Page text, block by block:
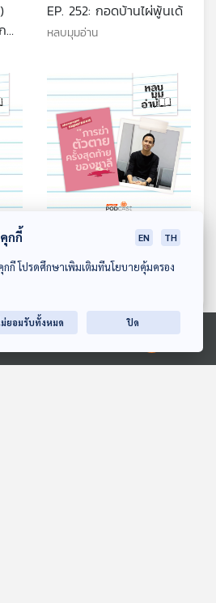
าธารณะแห่งประเทศไทย
EP. 252: กอดบ้านไผ่พู้นเด้
หลบมุมอ่าน
EP. 254: การผจญภัย
หลบมุมอ่าน
กกี้ EN TH
กกี้ โปรดศึกษาเพิ่มเติมที่นโยบายคุ้มครอง
ม่ยอมรับทั้งหมด ปิด